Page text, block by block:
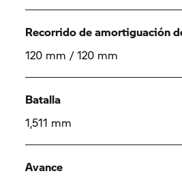
Recorrido de amortiguación
120 mm / 120 mm
Batalla
1,511 mm
Avance